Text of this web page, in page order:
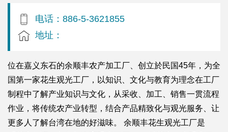
电话：886-5-3621855
地址：
位在嘉义东石的余顺丰农产加工厂、创立於民国45年，为全
国第一家花生观光工厂，以知识、文化与教育为理念在工厂
制程中了解产业知识与文化，从采收、加工、销售一贯流程
作业，将传统农产业转型，结合产品精致化与观光服务、让
更多人了解台湾在地的好滋味。 余顺丰花生观光工厂是